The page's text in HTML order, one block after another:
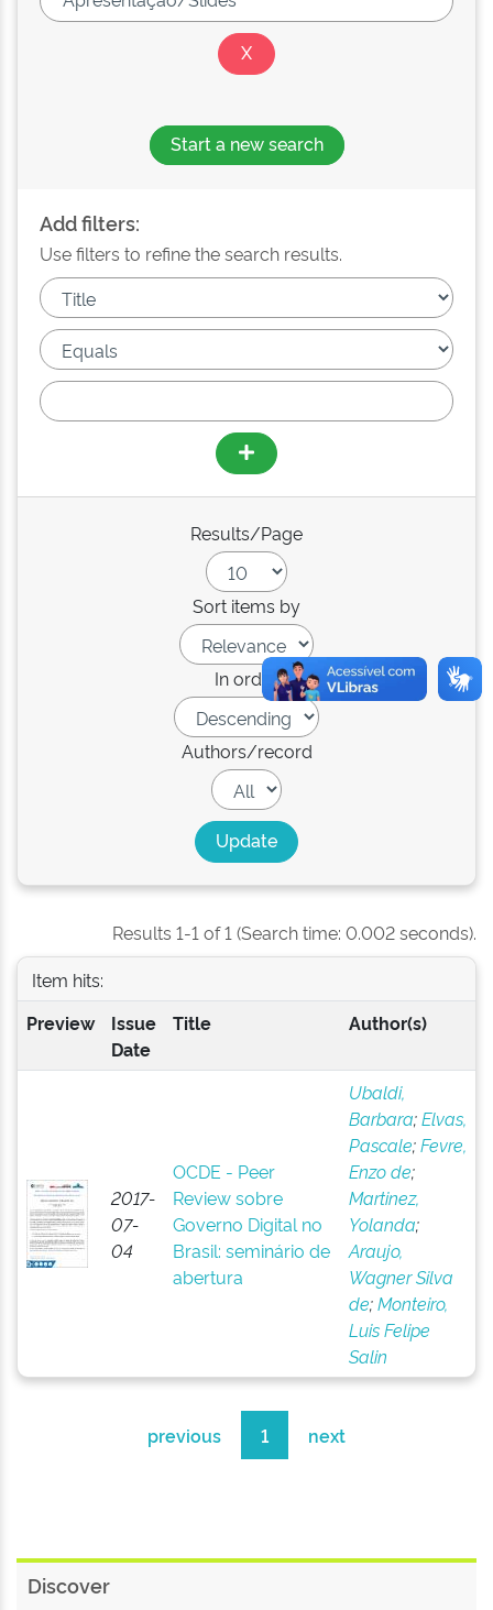
Start a new search
Add filters:
Use filters to refine the search results.
Results/Page
Sort items by
In order
Authors/record
Results 1-1 of 1 (Search time: 0.002 seconds).
Item hits:
Preview
Issue
Date
Title Author(s)
2017-
07-
04
OCDE - Peer
Review sobre
Governo Digital no
Brasil: seminário de
abertura
Ubaldi,
Barbara;Elvas,
Pascale;Fevre,
Enzo de;
Martinez,
Yolanda;
Araujo,
Wagner Silva
de;Monteiro,
Luis Felipe
Salin
previous 1 next
Discover